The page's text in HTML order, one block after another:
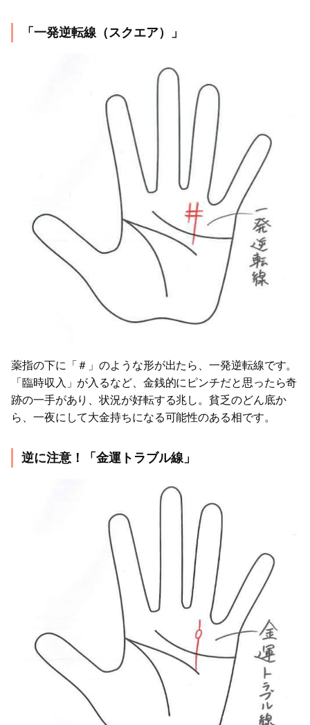
「一発逆転線（スクエア）」
薬指の下に「＃」のような形が出たら、一発逆転線です。
「臨時収入」が入るなど、金銭的にピンチだと思ったら奇
跡の一手があり、状況が好転する兆し。貧乏のどん底か
ら、一夜にして大金持ちになる可能性のある相です。
逆に注意！「金運トラブル線」